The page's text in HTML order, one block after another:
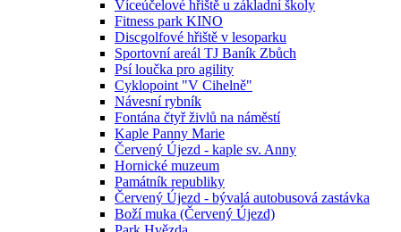
Víceúčelové hřiště u základní školy
Fitness park KINO
Discgolfové hřiště v lesoparku
Sportovní areál TJ Baník Zbůch
Psí loučka pro agility
Cyklopoint "V Cihelně"
Návesní rybník
Fontána čtyř živlů na náměstí
Kaple Panny Marie
Červený Újezd - kaple sv. Anny
Hornické muzeum
Památník republiky
Červený Újezd - bývalá autobusová zastávka
Boží muka (Červený Újezd)